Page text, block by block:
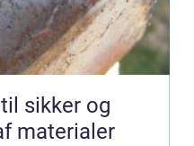
sikker og
materialer